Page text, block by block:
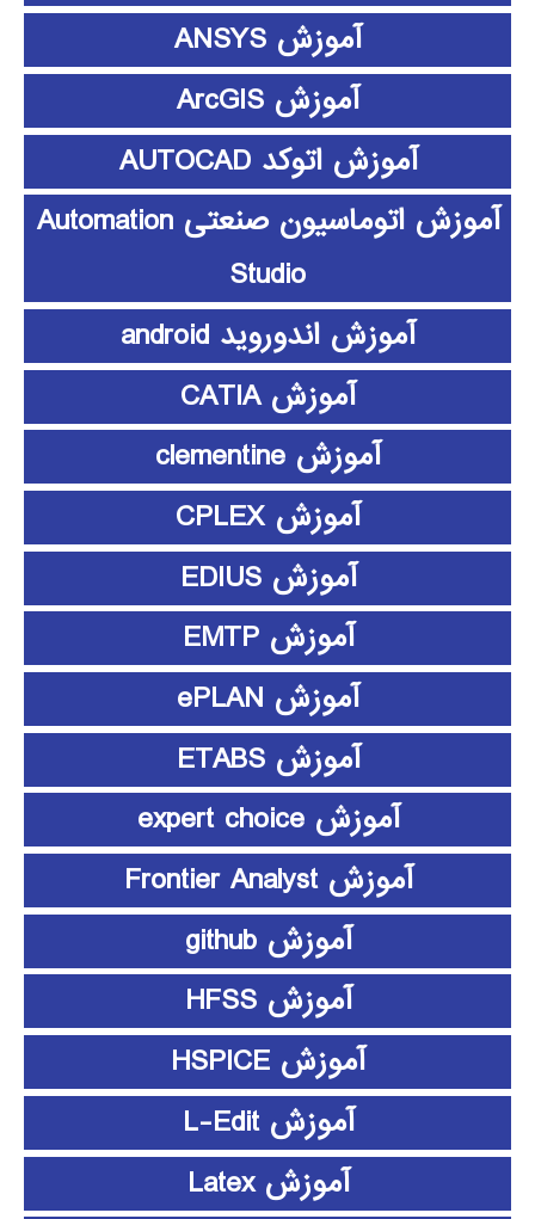
آموزش ANSYS
آموزش ArcGIS
آموزش اتوکد AUTOCAD
آموزش اتوماسیون صنعتی Automation
Studio
آموزش اندوروید android
آموزش CATIA
آموزش clementine
آموزش CPLEX
آموزش EDIUS
آموزش EMTP
آموزش ePLAN
آموزش ETABS
آموزش expert choice
آموزش Frontier Analyst
آموزش github
آموزش HFSS
آموزش HSPICE
آموزش L-Edit
آموزش Latex